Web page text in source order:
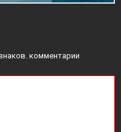
комментарии